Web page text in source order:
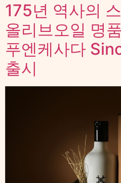
175년 역사의
올리브오일 명
푸엔케사다
출시